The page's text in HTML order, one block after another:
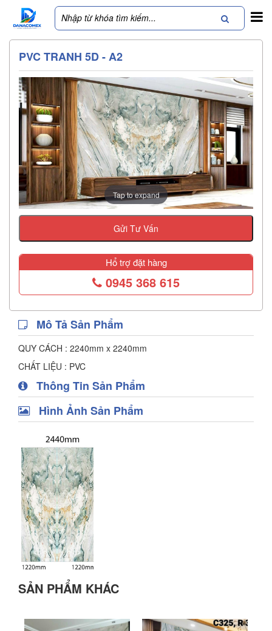
PVC TRANH 5D - A2
Tap to expand
Gửi Tư Vấn
Hổ trợ đặt hàng
0945 368 615
Mô Tả Sản Phẩm
QUY CÁCH : 2240mm x 2240mm
CHẤT LIỆU : PVC
Thông Tin Sản Phẩm
Hình Ảnh Sản Phẩm
SẢN PHẨM KHÁC